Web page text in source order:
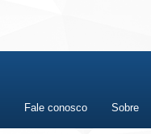
Fale conosco Sobre